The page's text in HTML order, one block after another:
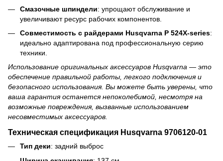
Смазочные шпиндели: упрощают обслуживание и
увеличивают ресурс рабочих компонентов.
Совместимость с райдерами Husqvarna P 524X-series:
идеально адаптирована под профессиональную серию
техники.
Использование оригинальных аксессуаров Husqvarna — это
обеспечение правильной работы, легкого подключения и
безопасного использования. Вы можете быть уверены, что
ваша гарантия останется непоколебимой, несмотря на
возможные повреждения, вызванные использованием
несовместимых аксессуаров.
Техническая спецификация Husqvarna 9706120-01
Тип деки: задний выброс